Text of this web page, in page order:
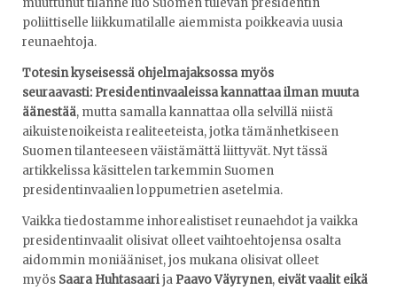
poliittiselle liikkumatilalle aiemmista poikkeavia uusia
reunaehtoja.
Totesin kyseisessä ohjelmajaksossa myös
seuraavasti: Presidentinvaaleissa kannattaa ilman muuta
äänestää, mutta samalla kannattaa olla selvillä niistä
aikuistenoikeista realiteeteista, jotka tämänhetkiseen
Suomen tilanteeseen väistämättä liittyvät. Nyt tässä
artikkelissa käsittelen tarkemmin Suomen
presidentinvaalien loppumetrien asetelmia.
Vaikka tiedostamme inhorealistiset reunaehdot ja vaikka
presidentinvaalit olisivat olleet vaihtoehtojensa osalta
aidommin moniääniset, jos mukana olisivat olleet
myös Saara Huhtasaarija Paavo Väyrynen, eivät vaalit eikä